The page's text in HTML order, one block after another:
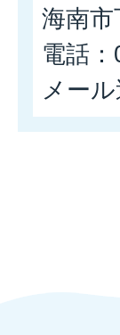
海南市
電話
メール